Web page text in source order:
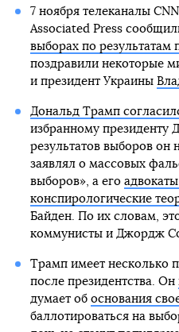
7 ноября телеканалы
Associated Press
выборах по результатам
поздравили некоторые
и президент Украины
Дональд Трамп
избранному президенту
результатов выборов он
заявлял о массовых
выборов», а его
конспирологические
Байден. По их словам,
коммунисты и Джордж
Трамп имеет несколько
после президентства. Он
думает об основания
баллотироваться на